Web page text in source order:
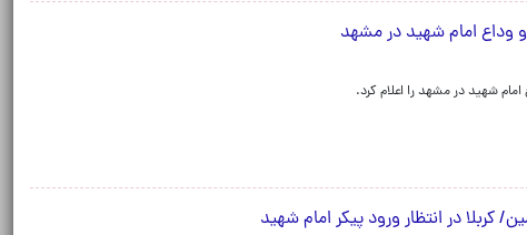
وداع امام شهید در مشهد
شهید در مشهد را اعلام کرد.
در انتظار ورود پیکر امام شهید